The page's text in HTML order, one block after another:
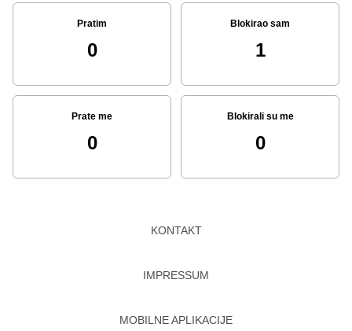
Pratim
0
Blokirao sam
1
Prate me
0
Blokirali su me
0
KONTAKT
IMPRESSUM
MOBILNE APLIKACIJE